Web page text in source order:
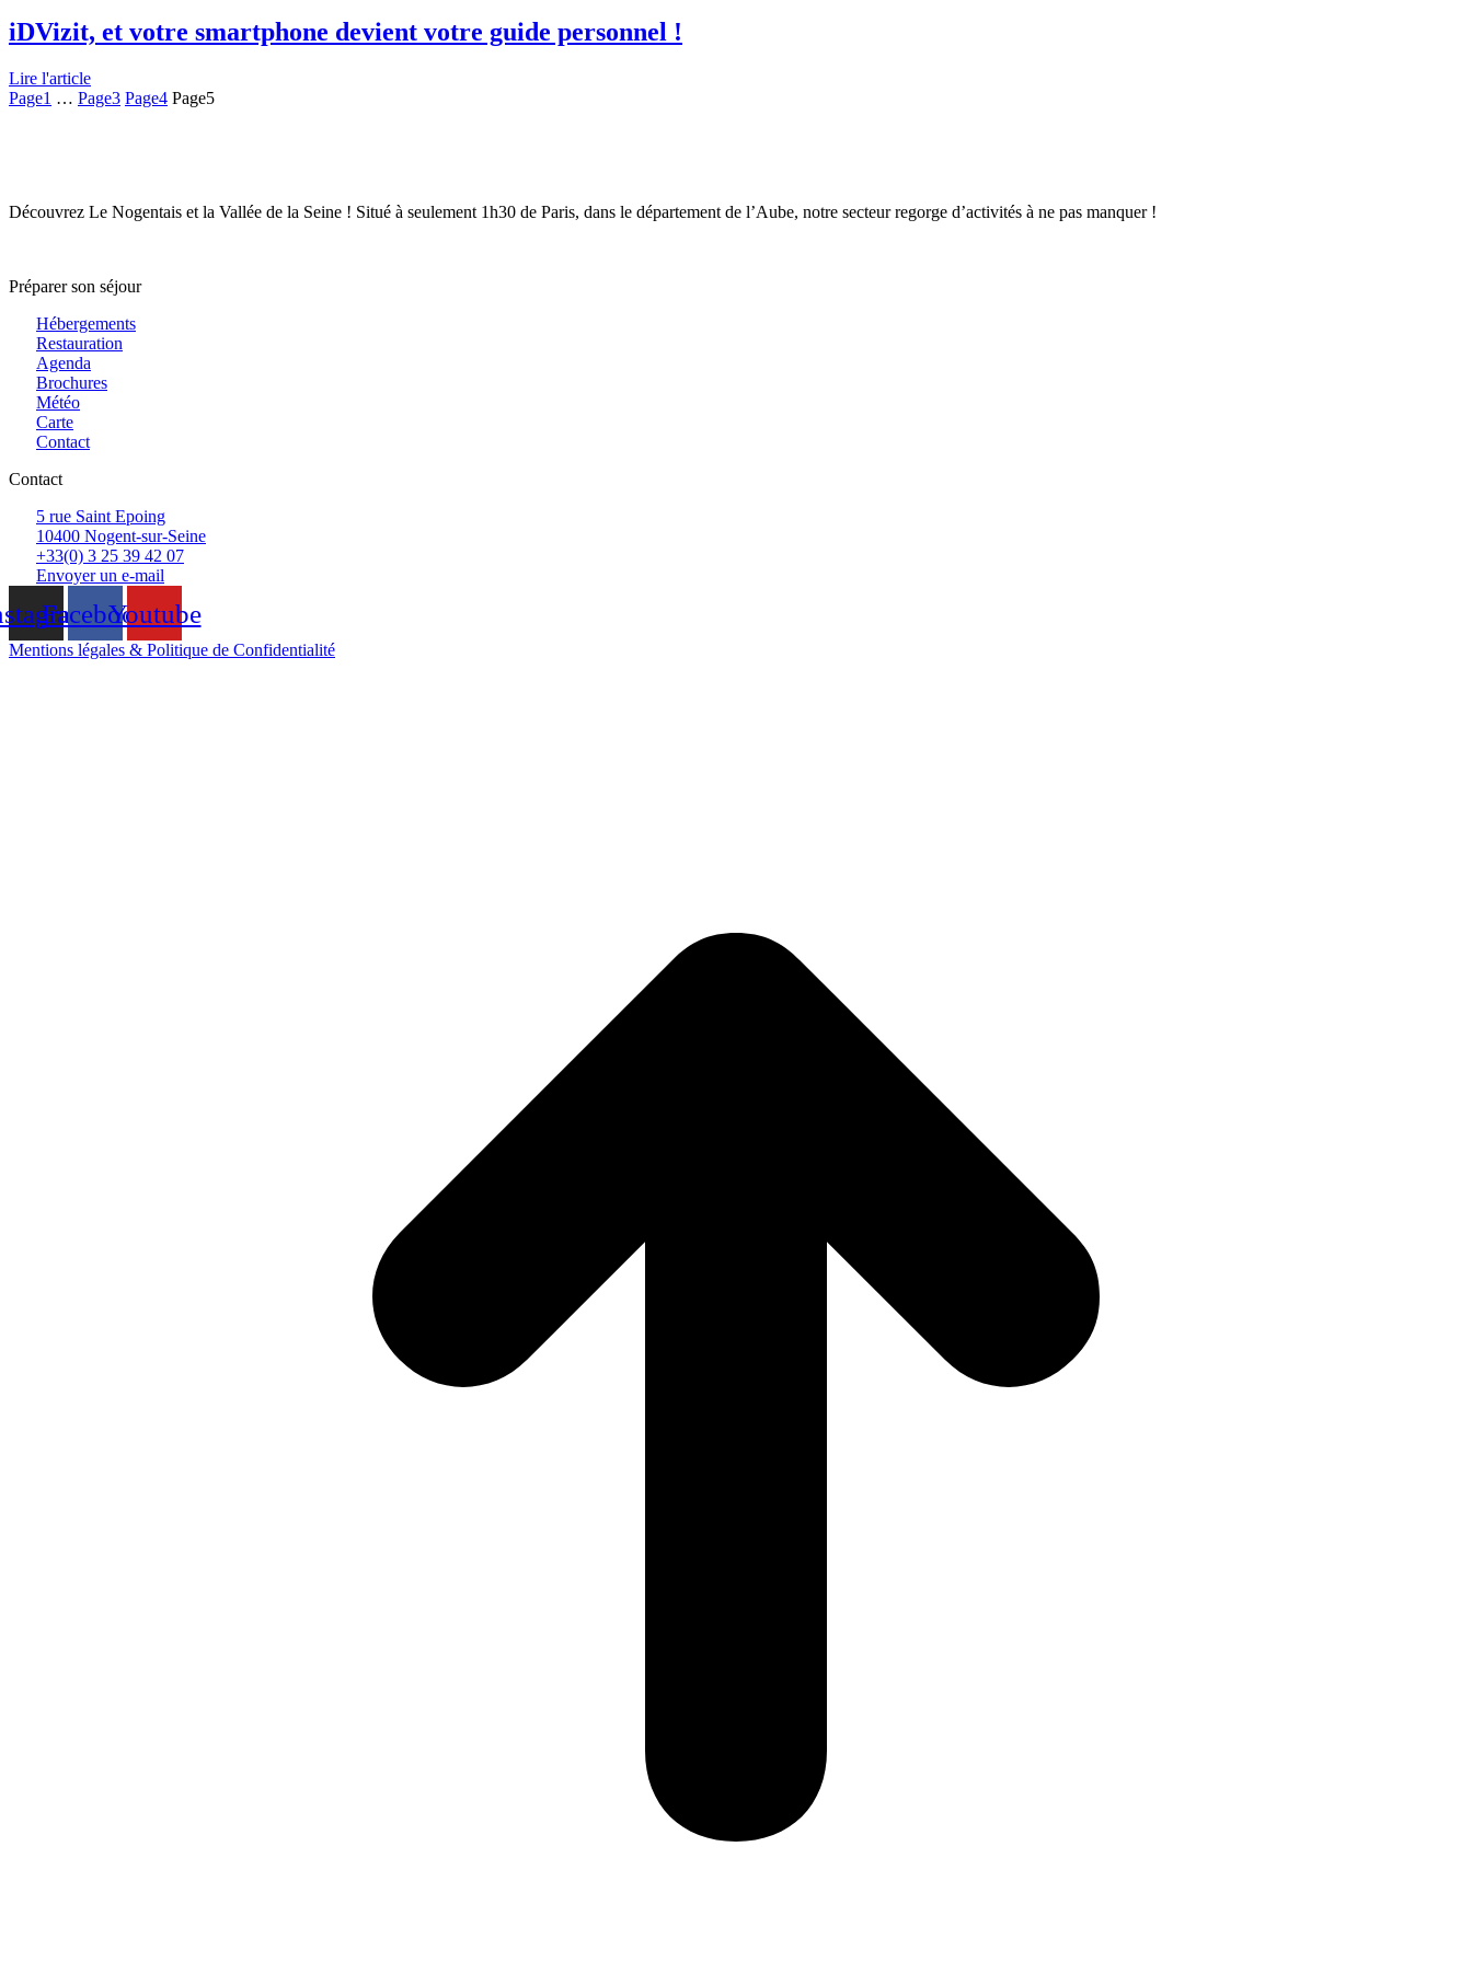
iDVizit, et votre smartphone devient votre guide personnel !
Lire l'article
Page1 … Page3 Page4 Page5
Découvrez Le Nogentais et la Vallée de la Seine ! Situé à seulement 1h30 de Paris, dans le département de l’Aube, notre secteur regorge d’activités à ne pas manquer !
Préparer son séjour
Hébergements
Restauration
Agenda
Brochures
Météo
Carte
Contact
Contact
5 rue Saint Epoing
10400 Nogent-sur-Seine
+33(0) 3 25 39 42 07
Envoyer un e-mail
FacebookYoutube
Mentions légales & Politique de Confidentialité